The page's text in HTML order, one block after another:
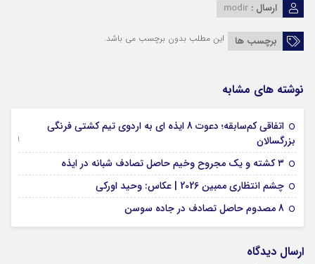
ارسال : modir
برچسب ها این مطلب بدون برچسب می باشد.
نوشته های مشابه
اتفاقی کم‌سابقه؛ دعوت 8 ایذه ای به اردوی تیم کشتی فرنگی
بزرگسالان
09 جولای 2026
۳ کشته و یک مجروح وخیم حاصل تصادف شبانه در ایذه
چشم انتظاری ممبین 2026 | عکاس: وحید اورکی
8 مصدوم حاصل تصادف در جاده سوسن
ارسال دیدگاه